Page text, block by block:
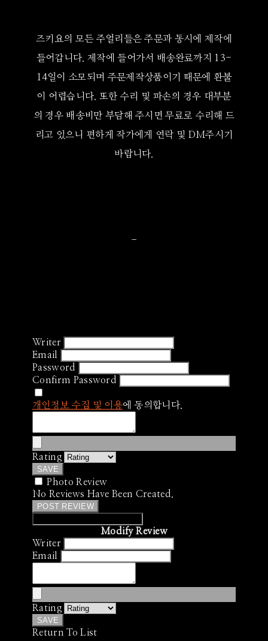
즈키요의 모든 주얼리들은 주문과 동시에 제작에
들어갑니다. 제작에 들어가서 배송완료까지 13-
14일이 소모되며 주문제작상품이기 때문에 환불
이 어렵습니다. 또한 수리 및 파손의 경우 대부분
의 경우 배송비만 부담해 주시면 무료로 수리해 드
리고 있으니 편하게 작가에게 연락 및 DM주시기
바랍니다.
-
Writer
Email
Password
Confirm Password
개인정보 수집 및 이용에 동의합니다.
Rating
SAVE
Photo Review
No Reviews Have Been Created.
POST REVIEW
Modify Review
Writer
Email
Rating
SAVE
Return To List